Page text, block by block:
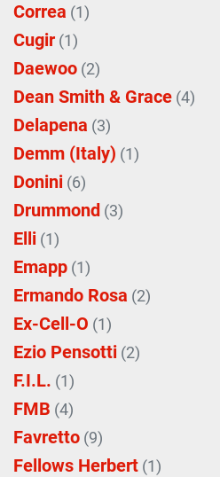
Correa (1)
Cugir (1)
Daewoo (2)
Dean Smith & Grace (4)
Delapena (3)
Demm (Italy) (1)
Donini (6)
Drummond (3)
Elli (1)
Emapp (1)
Ermando Rosa (2)
Ex-Cell-O (1)
Ezio Pensotti (2)
F.I.L. (1)
FMB (4)
Favretto (9)
Fellows Herbert (1)